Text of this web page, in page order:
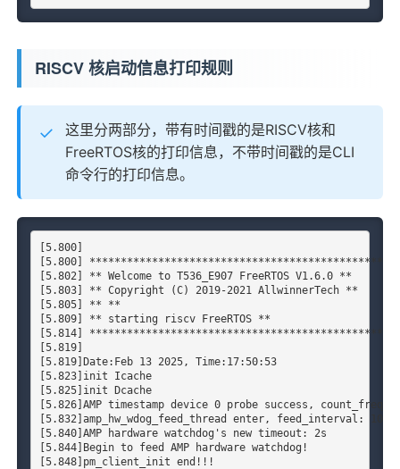
RISCV 核启动信息打印规则
这里分两部分，带有时间戳的是RISCV核和
FreeRTOS核的打印信息，不带时间戳的是CLI
命令行的打印信息。
[5.800]
[5.800]
[5.802] ** Welcome to T536_E907 FreeRTOS V1.6.0 **
[5.803] ** Copyright (C) 2019-2021 AllwinnerTech **
[5.805] ** **
[5.809] ** starting riscv FreeRTOS **
[5.814]
[5.819]
[5.819]Date:Feb 13 2025, Time:17:50:53
[5.823]init Icache
[5.825]init Dcache
[5.826]AMP timestamp device 0 probe success, count_freq:
[5.832]amp_hw_wdog_feed_thread enter, feed_interval:
[5.840]AMP hardware watchdog's new timeout: 2s
[5.844]Begin to feed AMP hardware watchdog!
[5.848]pm_client_init end!!!